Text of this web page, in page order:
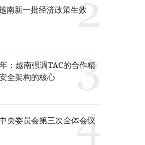
南新一批经济政策生效
：越南强调TAC的合作精
全架构的核心
央委员会第三次全体会议